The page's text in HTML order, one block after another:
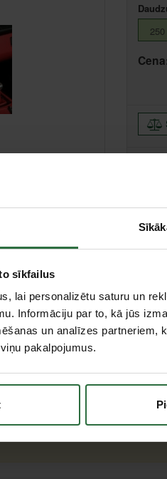
sīkfailus
lai personalizētu saturu un
Informāciju par to, kā jūs
un analīzes partneriem,
pakalpojumus.
Citas
par...